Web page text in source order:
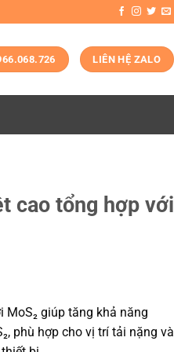
LIÊN HỆ ZALO
cao tổng hợp với
MoS₂ giúp tăng khả năng
phù hợp cho vị trí tải nặng và